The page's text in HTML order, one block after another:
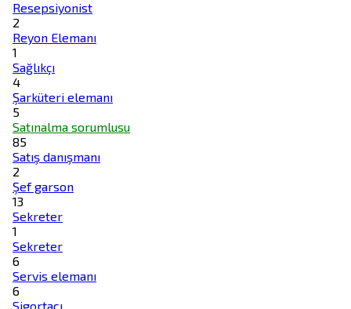
Resepsiyonist
2
Reyon Elemanı
1
Sağlıkçı
4
Şarküteri elemanı
5
Satınalma sorumlusu
85
Satış danışmanı
2
Şef garson
13
Sekreter
1
Sekreter
6
Servis elemanı
6
Sigortacı